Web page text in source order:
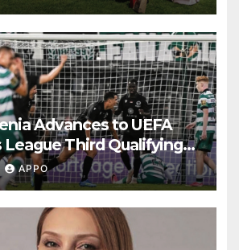
Advances to UEFA
League Third Qualifying
APPO